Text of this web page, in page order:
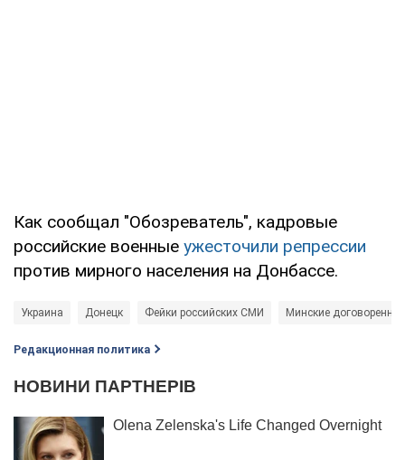
Как сообщал "Обозреватель", кадровые
российские военные ужесточили репрессии
против мирного населения на Донбассе.
Украина Донецк Фейки российских СМИ Минские
Редакционная политика